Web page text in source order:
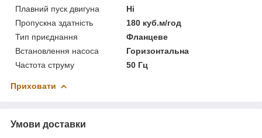
Плавний пуск двигуна
Ні
Пропускна здатність
180 куб.м/год
Тип приєднання
Фланцеве
Встановлення насоса
Горизонтальна
Частота струму
50 Гц
Приховати
Умови доставки